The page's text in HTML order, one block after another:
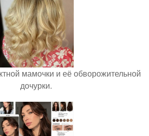
мамочки и её обворожительной
дочурки.